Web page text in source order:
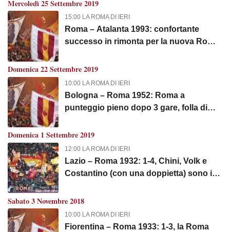
Mercoledì 25 Settembre 2019
15:00 LA ROMA DI IERI
Roma – Atalanta 1993: confortante
successo in rimonta per la nuova Roma
Domenica 22 Settembre 2019
10:00 LA ROMA DI IERI
Bologna – Roma 1952: Roma a
punteggio pieno dopo 3 gare, folla di
squadra
Domenica 1 Settembre 2019
12:00 LA ROMA DI IERI
Lazio – Roma 1932: 1-4, Chini, Volk e
Costantino (con una doppietta) sono i
Sabato 3 Novembre 2018
10:00 LA ROMA DI IERI
Fiorentina – Roma 1933: 1-3, la Roma